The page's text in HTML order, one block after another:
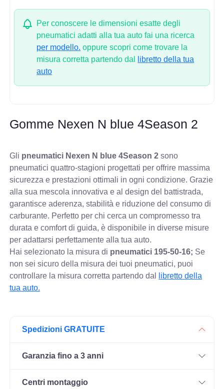
Per conoscere le dimensioni esatte degli
pneumatici adatti alla tua auto fai una ricerca
per modello. oppure scopri come trovare la
misura corretta partendo dal
libretto della tua
auto
Gomme Nexen N blue 4Season 2
Gli pneumatici Nexen N blue 4Season 2 sono
pneumatici quattro-stagioni progettati per offrire massima
sicurezza e prestazioni ottimali in ogni condizione. Grazie
alla sua mescola innovativa e al design del battistrada,
garantisce aderenza, stabilità e riduzione del consumo di
carburante. Perfetto per chi cerca un compromesso tra
durata e comfort di guida, è disponibile in diverse misure
per adattarsi perfettamente alla tua auto.
Hai selezionato la misura di pneumatici 195-50-16; Se
non sei sicuro della misura dei tuoi pneumatici, puoi
controllare la misura corretta partendo dal
libretto della
tua auto.
Spedizioni GRATUITE
Garanzia fino a 3 anni
Centri montaggio